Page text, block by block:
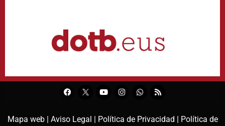
Mapa web | Aviso Legal | Política de Privacidad | Política de